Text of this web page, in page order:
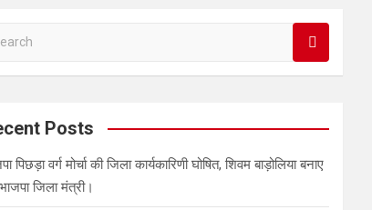
Posts
पिछड़ा वर्ग मोर्चा की जिला कार्यकारिणी घोषित, शिवम बाड़ोलिया बनाए
जिला मंत्री।